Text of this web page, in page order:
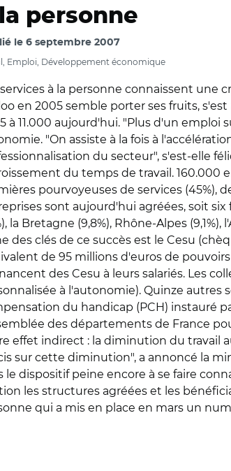
personne
le 6 septembre 2007
Emploi, Développement économique
à la personne connaissent une
en 2005 semble porter ses fruits,
à 11.000 aujourd'hui. "Plus d'un
"On assiste à la fois à
du secteur", s'est-elle
du temps de travail. 160.000
pourvoyeuses de services (45%),
sont aujourd'hui agréées, soit
la Bretagne (9,8%), Rhône-Alpes
des clés de ce succès est le Cesu
de 95 millions d'euros de
des Cesu à leurs salariés. Les
à l'autonomie). Quinze
du handicap (PCH) instauré
des départements de France
effet indirect : la diminution du travail
sur cette diminution", a annoncé la
le dispositif peine encore à se faire
les structures agréées et les
qui a mis en place en mars un